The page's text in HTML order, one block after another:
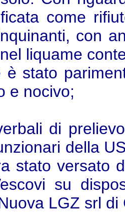
come
con
liquame
è stato
e nocivo;
di
della
stato versato
su
LGZ srl di